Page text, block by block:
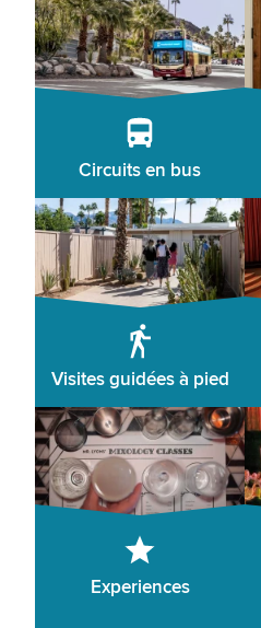
Circuits en bus
Visites guidées à pied
Experiences